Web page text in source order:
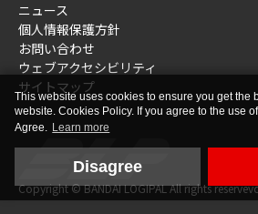
ニュース
個人情報保護方針
お問い合わせ
ウェブアクセシビリティ
サイトマップ
Copyright © BANDAI LOGIPAL All rights
This website uses cookies to ensure you get the
website. Cookies Policy. If you agree to the use
Agree.
Learn more
Disagree